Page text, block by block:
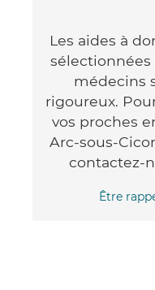
Les aides à
sélectionnées
médecins
rigoureux.
vos proches
Arc-sous-
contactez-
Être